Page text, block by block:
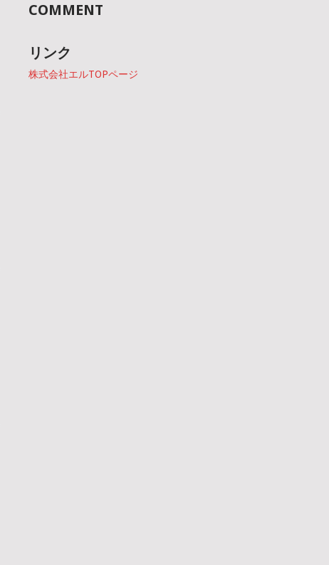
COMMENT
リンク
株式会社エルTOPページ